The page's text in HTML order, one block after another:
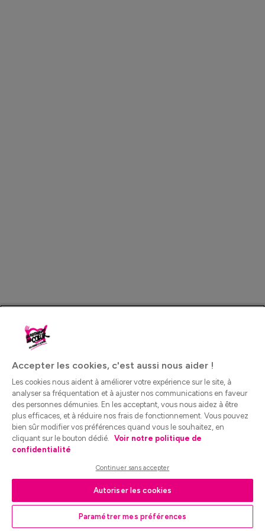
Accepter les cookies, c'est aussi nous aider !
Les cookies nous aident à améliorer votre expérience sur le site, à
analyser sa fréquentation et à ajuster nos communications en faveur
des personnes démunies. En les acceptant, vous nous aidez à être
plus efficaces, et à réduire nos frais de fonctionnement. Vous pouvez
bien sûr modifier vos préférences quand vous le souhaitez, en
cliquant sur le bouton dédié. Voir notre politique de
confidentialité
Continuer sans accepter
Autoriser les cookies
Paramétrer mes préférences